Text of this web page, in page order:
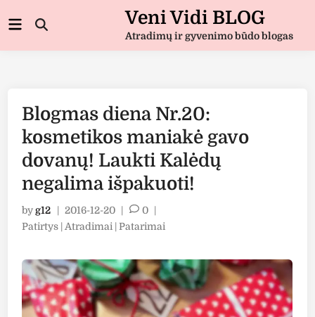
to
Veni Vidi BLOG
Atradimų ir gyvenimo būdo blogas
Open
Main
Blogmas diena Nr.20:
kosmetikos maniakė gavo
dovanų! Laukti Kalėdų
negalima išpakuoti!
byg12 2016-12-20 0
Posted
Patirtys | Atradimai | Patarimai